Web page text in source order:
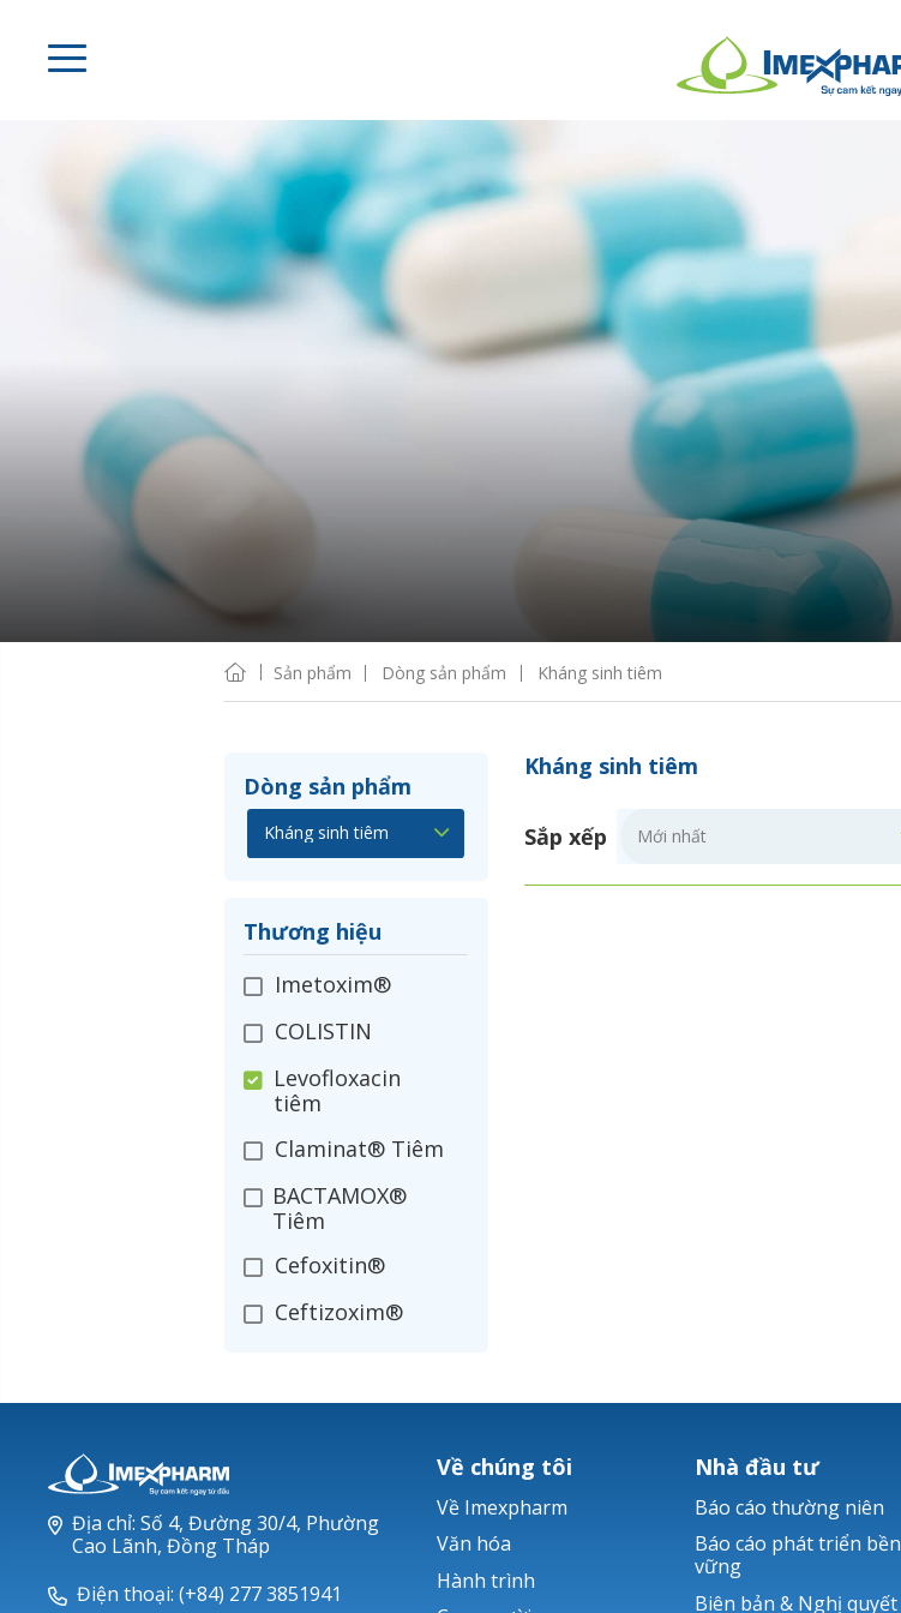
Sản phẩm Dòng sản phẩm Kháng sinh tiêm
Dòng sản phẩm
Thương hiệu
Imetoxim®
COLISTIN
Levofloxacin
tiêm
Claminat® Tiêm
BACTAMOX®
Tiêm
Cefoxitin®
Ceftizoxim®
Nerusyn®
Ticarlinat®
Zobacta®
Kháng sinh tiêm
Sắp xếp
Địa chỉ: Số 4, Đường 30/4, Phường
Cao Lãnh, Đồng Tháp
Điện thoại: (+84) 277 3851941
Về chúng tôi
Về Imexpharm
Văn hóa
Hành trình
Nhà đầu tư
Báo cáo thường niên
Báo cáo phát triển bền
vững
Biên bản & Nghị quyết